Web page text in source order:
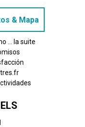
& Mapa
... la suite